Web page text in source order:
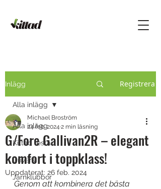
Inlägg Registrera
Alla inlägg
Kittad testar
Drivers
Järnklubbor
Alla inlägg
G/Fore Gallivan2R – elegant
komfort i toppklass!
Michael Broström
24 feb. 2024 2 min läsning
Uppdaterat: 26 feb. 2024
Genom att kombinera det bästa